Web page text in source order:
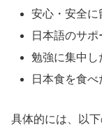
安心・安全に
日本語のサ
勉強に集中し
日本食を食べ
具体的には、以